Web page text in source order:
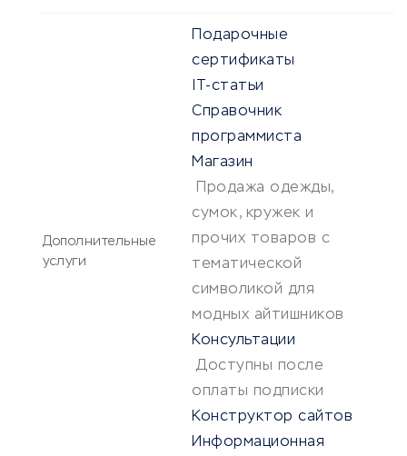
Дополнительные
услуги
Подарочные
сертификаты
IT-статьи
Справочник
программиста
Магазин
Продажа одежды,
сумок, кружек и
прочих товаров с
тематической
символикой для
модных айтишников
Консультации
Доступны после
оплаты подписки
Конструктор сайтов
Информационная